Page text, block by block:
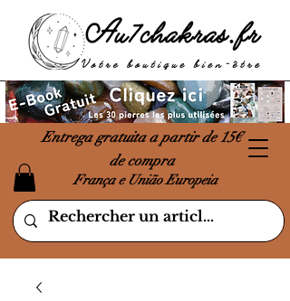
Entrega gratuita a partir de 15€
de compra
França e União Europeia